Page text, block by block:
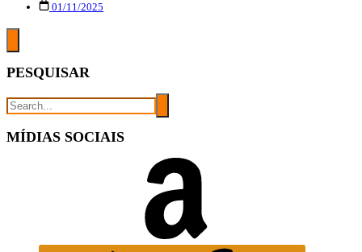
01/11/2025
PESQUISAR
MÍDIAS SOCIAIS